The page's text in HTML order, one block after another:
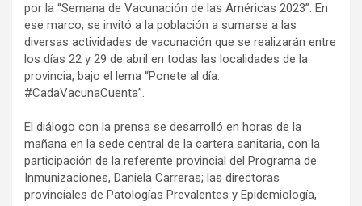
por la “Semana de Vacunación de las Américas 2023”. En
ese marco, se invitó a la población a sumarse a las
diversas actividades de vacunación que se realizarán entre
los días 22 y 29 de abril en todas las localidades de la
provincia, bajo el lema “Ponete al día.
#CadaVacunaCuenta”.
El diálogo con la prensa se desarrolló en horas de la
mañana en la sede central de la cartera sanitaria, con la
participación de la referente provincial del Programa de
Inmunizaciones, Daniela Carreras; las directoras
provinciales de Patologías Prevalentes y Epidemiología,